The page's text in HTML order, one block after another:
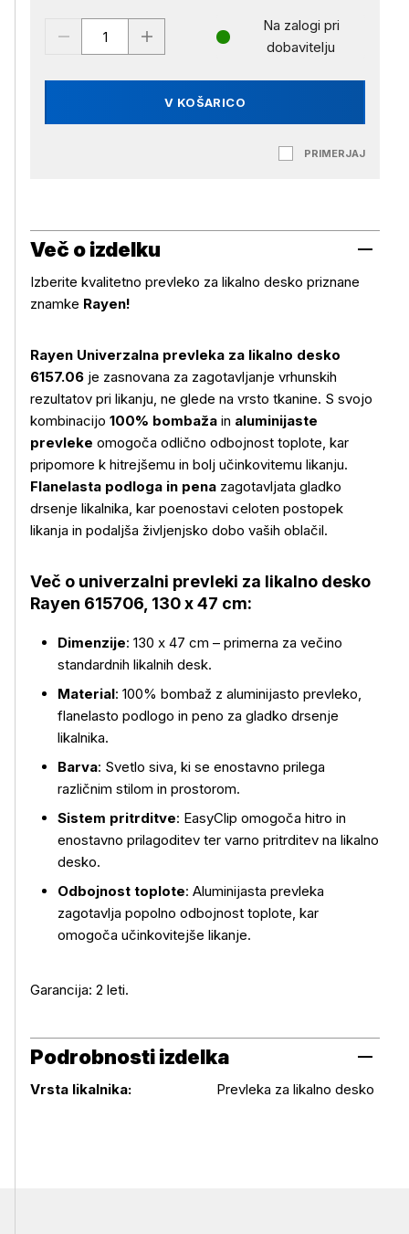
V KOŠARICO
Na zalogi pri
dobavitelju
PRIMERJAJ
Več o izdelku
Več o izdelku
Izberite kvalitetno prevleko za likalno desko priznane
znamke Rayen!
Rayen Univerzalna prevleka za likalno desko
6157.06 je zasnovana za zagotavljanje vrhunskih
rezultatov pri likanju, ne glede na vrsto tkanine. S svojo
kombinacijo 100% bombaža in aluminijaste
prevleke omogoča odlično odbojnost toplote, kar
pripomore k hitrejšemu in bolj učinkovitemu likanju.
Flanelasta podloga in pena zagotavljata gladko
drsenje likalnika, kar poenostavi celoten postopek
likanja in podaljša življenjsko dobo vaših oblačil.
Več o univerzalni prevleki za likalno desko
Rayen 615706, 130 x 47 cm:
Dimenzije: 130 x 47 cm – primerna za večino
standardnih likalnih desk.
Material: 100% bombaž z aluminijasto prevleko,
flanelasto podlogo in peno za gladko drsenje
likalnika.
Barva: Svetlo siva, ki se enostavno prilega
različnim stilom in prostorom.
Sistem pritrditve: EasyClip omogoča hitro in
enostavno prilagoditev ter varno pritrditev na likalno
desko.
Odbojnost toplote: Aluminijasta prevleka
zagotavlja popolno odbojnost toplote, kar
omogoča učinkovitejše likanje.
Garancija: 2 leti.
Podrobnosti izdelka
Podrobnosti izdelka
Vrsta likalnika: Prevleka za likalno desko